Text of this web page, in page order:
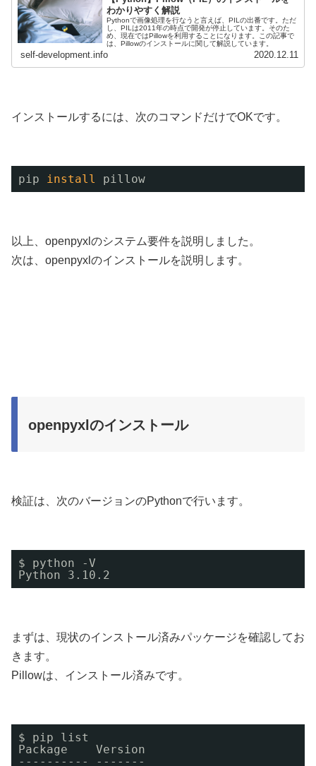
わかりやすく解説
Pythonで画像処理を行なうと言えば、PILの出番です。ただ
し、PILは2011年の時点で開発が停止しています。そのた
め、現在ではPillowを利用することになります。この記事で
は、Pillowのインストールに関して解説しています。
self-development.info 2020.12.11
インストールするには、次のコマンドだけでOKです。
pip install pillow
以上、openpyxlのシステム要件を説明しました。
次は、openpyxlのインストールを説明します。
openpyxlのインストール
検証は、次のバージョンのPythonで行います。
$ python -V
Python 3.10.2
まずは、現状のインストール済みパッケージを確認してお
きます。
Pillowは、インストール済みです。
$ pip list
Package    Version
---------- -------